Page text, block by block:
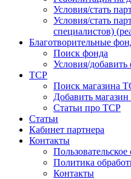
Условия/стать
Условия/стать
специалистов)
Благотворительные
Поиск фонда
Условия/
ТСР
Поиск магазина
Добавить
Статьи про ТСР
Статьи
Кабинет партнера
Контакты
Политика
Контакты